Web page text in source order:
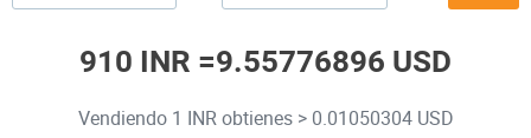
910 INR =9.55776896 USD
Vendiendo 1 INR obtienes > 0.01050304 USD